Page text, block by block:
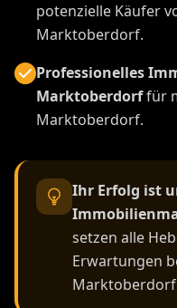
potenzielle Käufer
Marktoberdorf.
Professionelles
Marktoberdorffür
Marktoberdorf.
Ihr Erfolg ist
setzen alle
Erwartungen